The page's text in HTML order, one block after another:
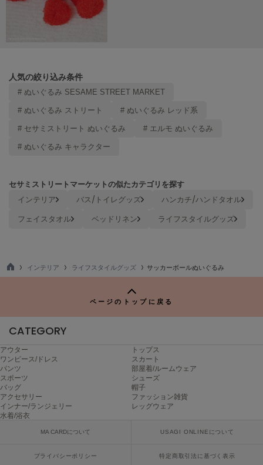
LITTLE UNION TOKYO
made of Organics
メイドオブオーガニクス
MICHU COQUETTE
ミチュ コケット
ミースロエ
ミーエスミーム
ミラオーウェン
MUCHA
NEW Balance
ニューバランス
nezu
ネズ
NIKE
ナイキ
人気の絞り込み条件
# ぬいぐるみ SESAME STREET MARKET
# ぬいぐるみ ストリート # ぬいぐるみ レッド系
# セサミストリート ぬいぐるみ # エルモ ぬいぐるみ
# ぬいぐるみ キャラクター
セサミストリートマーケットの似たカテゴリを探す
インテリア バス/トイレグッズ
ハンカチ/ハンドタオル
フェイスタオル
ベッドリネン ライフスタイルグッズ
TO
インテリア ライフスタイルグッズ サッカーボールぬいぐるみ
ページのトップに戻る
CATEGORY
アウター
トップス
ワンピース/ドレス
スカート
パンツ
部屋着/ルームウェア
スポーツ
シューズ
バッグ
帽子
アクセサリー
ファッション雑貨
インナー/ランジェリー
レッグウェア
水着/浴衣
MA CARDについて USAGI ONLINEについて
プライバシーポリシー 特定商取引法に基づく表示